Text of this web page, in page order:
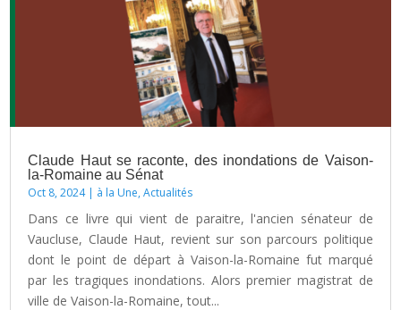
Claude Haut se raconte, des inondations de Vaison-
la-Romaine au Sénat
Oct 8, 2024| à la Une,Actualités
Dans ce livre qui vient de paraitre, l'ancien sénateur de
Vaucluse, Claude Haut, revient sur son parcours politique
dont le point de départ à Vaison-la-Romaine fut marqué
par les tragiques inondations. Alors premier magistrat de
ville de Vaison-la-Romaine, tout...